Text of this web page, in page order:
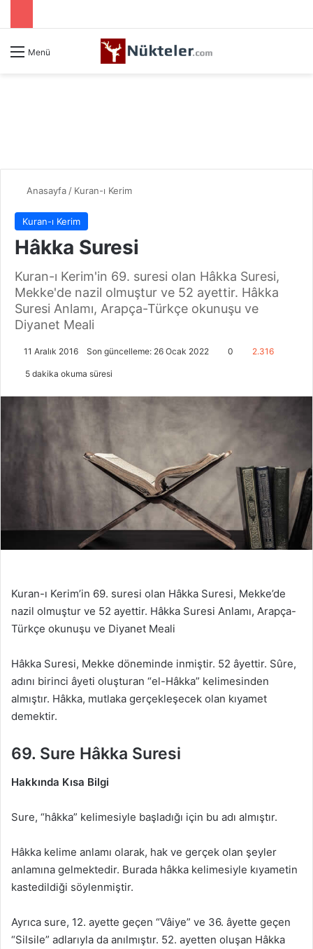
Menü
Anasayfa / Kuran-ı Kerim
Kuran-ı Kerim
Hâkka Suresi
Kuran-ı Kerim'in 69. suresi olan Hâkka Suresi,
Mekke'de nazil olmuştur ve 52 ayettir. Hâkka
Suresi Anlamı, Arapça-Türkçe okunuşu ve
Diyanet Meali
11 Aralık 2016 Son güncelleme: 26 Ocak 2022 0 2.316
5 dakika okuma süresi
Kuran-ı Kerim’in 69. suresi olan Hâkka Suresi, Mekke’de
nazil olmuştur ve 52 ayettir. Hâkka Suresi Anlamı, Arapça-
Türkçe okunuşu ve Diyanet Meali
Hâkka Suresi, Mekke döneminde inmiştir. 52 âyettir. Sûre,
adını birinci âyeti oluşturan “el-Hâkka” kelimesinden
almıştır. Hâkka, mutlaka gerçekleşecek olan kıyamet
demektir.
69. Sure Hâkka Suresi
Hakkında Kısa Bilgi
Sure, “hâkka” kelimesiyle başladığı için bu adı almıştır.
Hâkka kelime anlamı olarak, hak ve gerçek olan şeyler
anlamına gelmektedir. Burada hâkka kelimesiyle kıyametin
kastedildiği söylenmiştir.
Ayrıca sure, 12. ayette geçen “Vâiye” ve 36. âyette geçen
“Silsile” adlarıyla da anılmıştır. 52. ayetten oluşan Hâkka